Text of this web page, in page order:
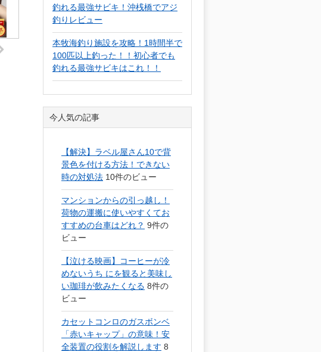
釣れる最強サビキ！沖桟橋でアジ
釣りレビュー
本牧海釣り施設を攻略！1時間半で
100匹以上釣った！！初心者でも
釣れる最強サビキはこれ！！
今人気の記事
【解決】ラベル屋さん10で背
景色を付ける方法！できない
時の対処法 10件のビュー
マンションからの引っ越し！
荷物の運搬に使いやすくてお
すすめの台車はどれ？ 9件の
ビュー
【泣ける映画】コーヒーが冷
めないうち にを観ると美味し
い珈琲が飲みたくなる 8件の
ビュー
カセットコンロのガスボンベ
「赤いキャップ」の意味！安
全装置の役割を解説します 8